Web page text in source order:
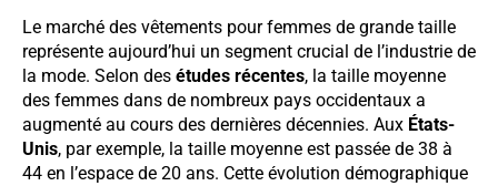
Le marché des vêtements pour femmes de grande taille
représente aujourd’hui un segment crucial de l’industrie de
la mode. Selon des études récentes, la taille moyenne
des femmes dans de nombreux pays occidentaux a
augmenté au cours des dernières décennies. Aux États-
Unis, par exemple, la taille moyenne est passée de 38 à
44 en l’espace de 20 ans. Cette évolution démographique